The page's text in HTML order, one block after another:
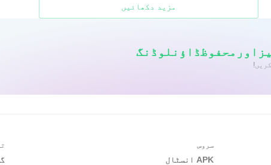
مزید دکھائیں
سروس
APK انسٹال